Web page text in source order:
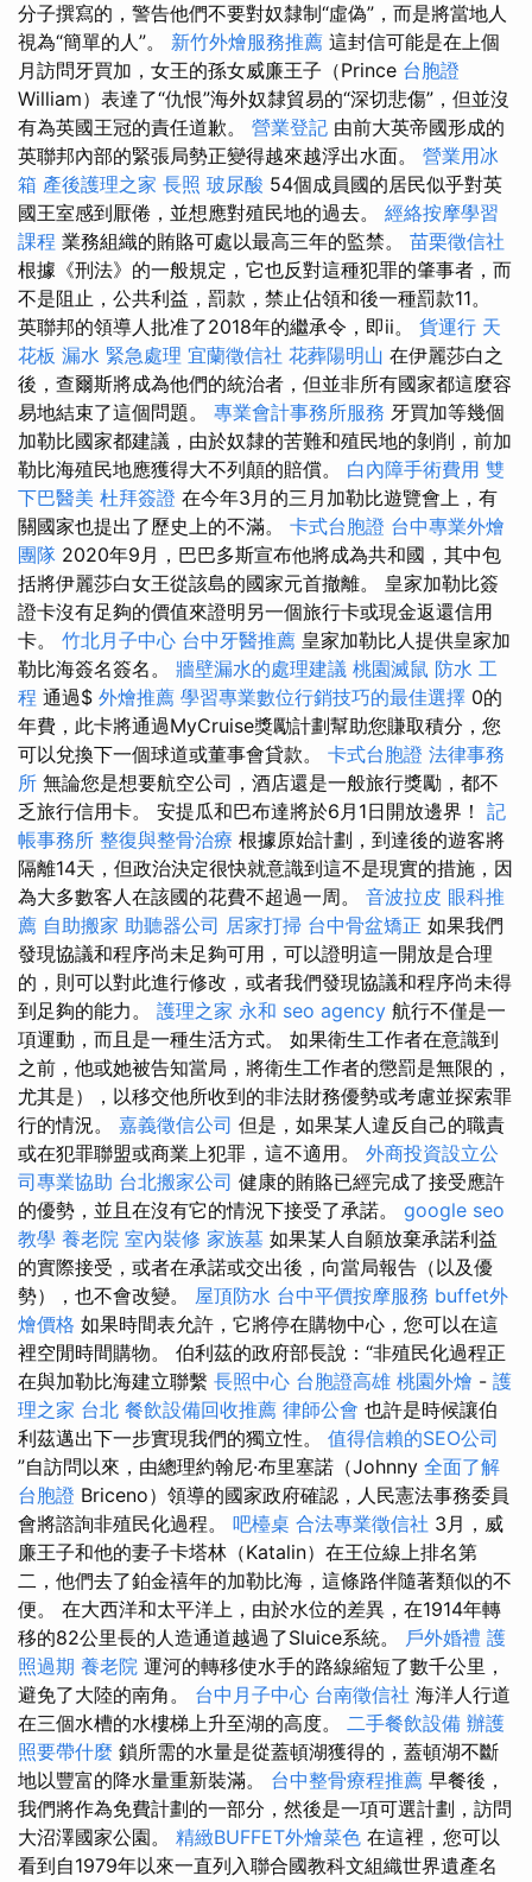
分子撰寫的，警告他們不要對奴隸制“虛偽”，而是將當地人
視為“簡單的人”。 新竹外燴服務推薦 這封信可能是在上個
月訪問牙買加，女王的孫女威廉王子（Prince 台胞證
William）表達了“仇恨”海外奴隸貿易的“深切悲傷”，但並沒
有為英國王冠的責任道歉。 營業登記 由前大英帝國形成的
英聯邦內部的緊張局勢正變得越來越浮出水面。 營業用冰
箱 產後護理之家 長照 玻尿酸 54個成員國的居民似乎對英
國王室感到厭倦，並想應對殖民地的過去。 經絡按摩學習
課程 業務組織的賄賂可處以最高三年的監禁。 苗栗徵信社
根據《刑法》的一般規定，它也反對這種犯罪的肇事者，而
不是阻止，公共利益，罰款，禁止佔領和後一種罰款11。
英聯邦的領導人批准了2018年的繼承令，即ii。 貨運行 天
花板 漏水 緊急處理 宜蘭徵信社 花葬陽明山 在伊麗莎白之
後，查爾斯將成為他們的統治者，但並非所有國家都這麼容
易地結束了這個問題。 專業會計事務所服務 牙買加等幾個
加勒比國家都建議，由於奴隸的苦難和殖民地的剝削，前加
勒比海殖民地應獲得大不列顛的賠償。 白內障手術費用 雙
下巴醫美 杜拜簽證 在今年3月的三月加勒比遊覽會上，有
關國家也提出了歷史上的不滿。 卡式台胞證 台中專業外燴
團隊 2020年9月，巴巴多斯宣布他將成為共和國，其中包
括將伊麗莎白女王從該島的國家元首撤離。 皇家加勒比簽
證卡沒有足夠的價值來證明另一個旅行卡或現金返還信用
卡。 竹北月子中心 台中牙醫推薦 皇家加勒比人提供皇家加
勒比海簽名簽名。 牆壁漏水的處理建議 桃園滅鼠 防水 工
程 通過$ 外燴推薦 學習專業數位行銷技巧的最佳選擇 0的
年費，此卡將通過MyCruise獎勵計劃幫助您賺取積分，您
可以兌換下一個球道或董事會貸款。 卡式台胞證 法律事務
所 無論您是想要航空公司，酒店還是一般旅行獎勵，都不
乏旅行信用卡。 安提瓜和巴布達將於6月1日開放邊界！ 記
帳事務所 整復與整骨治療 根據原始計劃，到達後的遊客將
隔離14天，但政治決定很快就意識到這不是現實的措施，因
為大多數客人在該國的花費不超過一周。 音波拉皮 眼科推
薦 自助搬家 助聽器公司 居家打掃 台中骨盆矯正 如果我們
發現協議和程序尚未足夠可用，可以證明這一開放是合理
的，則可以對此進行修改，或者我們發現協議和程序尚未得
到足夠的能力。 護理之家 永和 seo agency 航行不僅是一
項運動，而且是一種生活方式。 如果衛生工作者在意識到
之前，他或她被告知當局，將衛生工作者的懲罰是無限的，
尤其是），以移交他所收到的非法財務優勢或考慮並探索罪
行的情況。 嘉義徵信公司 但是，如果某人違反自己的職責
或在犯罪聯盟或商業上犯罪，這不適用。 外商投資設立公
司專業協助 台北搬家公司 健康的賄賂已經完成了接受應許
的優勢，並且在沒有它的情況下接受了承諾。 google seo
教學 養老院 室內裝修 家族墓 如果某人自願放棄承諾利益
的實際接受，或者在承諾或交出後，向當局報告（以及優
勢），也不會改變。 屋頂防水 台中平價按摩服務 buffet外
燴價格 如果時間表允許，它將停在購物中心，您可以在這
裡空閒時間購物。 伯利茲的政府部長說：“非殖民化過程正
在與加勒比海建立聯繫 長照中心 台胞證高雄 桃園外燴 - 護
理之家 台北 餐飲設備回收推薦 律師公會 也許是時候讓伯
利茲邁出下一步實現我們的獨立性。 值得信賴的SEO公司
”自訪問以來，由總理約翰尼·布里塞諾（Johnny 全面了解
台胞證 Briceno）領導的國家政府確認，人民憲法事務委員
會將諮詢非殖民化過程。 吧檯桌 合法專業徵信社 3月，威
廉王子和他的妻子卡塔林（Katalin）在王位線上排名第
二，他們去了鉑金禧年的加勒比海，這條路伴隨著類似的不
便。 在大西洋和太平洋上，由於水位的差異，在1914年轉
移的82公里長的人造通道越過了Sluice系統。 戶外婚禮 護
照過期 養老院 運河的轉移使水手的路線縮短了數千公里，
避免了大陸的南角。 台中月子中心 台南徵信社 海洋人行道
在三個水槽的水樓梯上升至湖的高度。 二手餐飲設備 辦護
照要帶什麼 鎖所需的水量是從蓋頓湖獲得的，蓋頓湖不斷
地以豐富的降水量重新裝滿。 台中整骨療程推薦 早餐後，
我們將作為免費計劃的一部分，然後是一項可選計劃，訪問
大沼澤國家公園。 精緻BUFFET外燴菜色 在這裡，您可以
看到自1979年以來一直列入聯合國教科文組織世界遺產名